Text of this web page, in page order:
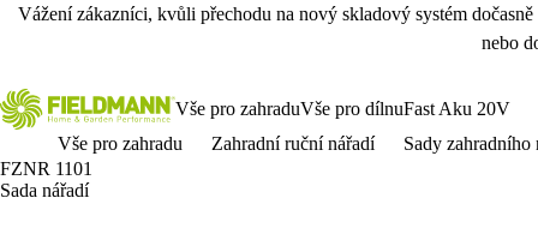
Vážení zákazníci, kvůli přechodu na nový skladový systém
nebo
Vše pro zahraduVše pro dílnuFast Aku 20V
Vše pro zahradu
Zahradní ruční nářadí
Sady zahradního
FZNR 1101
Sada nářadí